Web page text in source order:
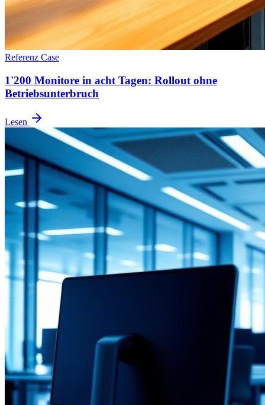
Referenz Case
1'200 Monitore in acht Tagen: Rollout ohne
Betriebsunterbruch
Lesen